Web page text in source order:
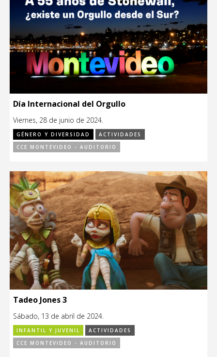
Día Internacional del Orgullo
Viernes, 28 de junio de 2024.
GÉNERO Y DIVERSIDAD
ACTIVIDADES
CCE MONTEVIDEO - AUDITORIO
Tadeo Jones 3
Sábado, 13 de abril de 2024.
INFANTIL Y JUVENIL
ACTIVIDADES
CCE MONTEVIDEO - AUDITORIO